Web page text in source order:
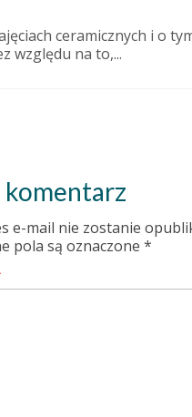
ceramicznych i o
względu na to,...
komentarz
e-mail nie zostanie
pola są oznaczone *